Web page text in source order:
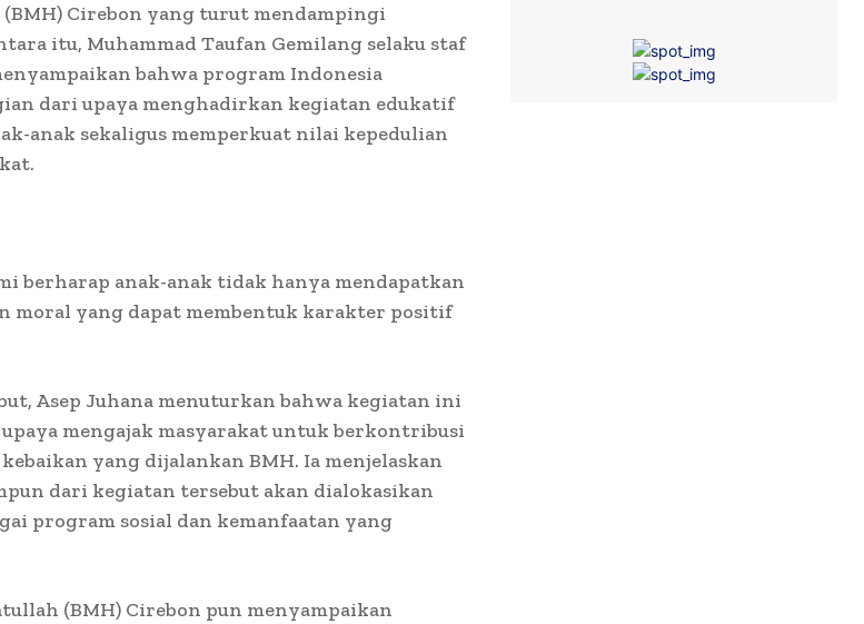
Cirebon yang turut mendampingi
itu, Muhammad Taufan Gemilang selaku staf
bahwa program Indonesia
dari upaya menghadirkan kegiatan edukatif
anak sekaligus memperkuat nilai kepedulian
berharap anak-anak tidak hanya mendapatkan
moral yang dapat membentuk karakter positif
Asep Juhana menuturkan bahwa kegiatan ini
mengajak masyarakat untuk berkontribusi
yang dijalankan BMH. Ia menjelaskan
dari kegiatan tersebut akan dialokasikan
program sosial dan kemanfaatan yang
(BMH) Cirebon pun menyampaikan